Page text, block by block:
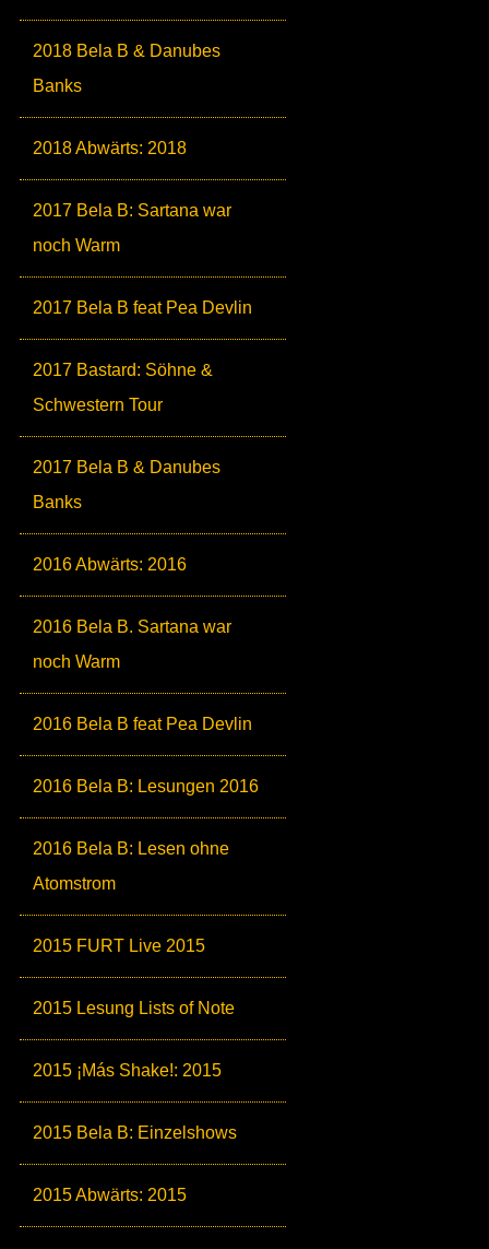
2018 Bela B & Danubes
Banks
2018 Abwärts: 2018
2017 Bela B: Sartana war
noch Warm
2017 Bela B feat Pea Devlin
2017 Bastard: Söhne &
Schwestern Tour
2017 Bela B & Danubes
Banks
2016 Abwärts: 2016
2016 Bela B. Sartana war
noch Warm
2016 Bela B feat Pea Devlin
2016 Bela B: Lesungen 2016
2016 Bela B: Lesen ohne
Atomstrom
2015 FURT Live 2015
2015 Lesung Lists of Note
2015 ¡Más Shake!: 2015
2015 Bela B: Einzelshows
2015 Abwärts: 2015